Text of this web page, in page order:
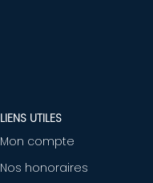
LIENS UTILES
Mon compte
Nos honoraires